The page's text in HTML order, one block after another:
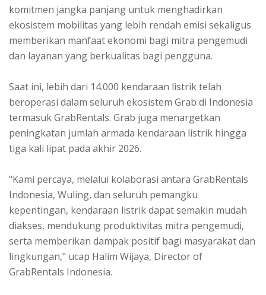
komitmen jangka panjang untuk menghadirkan
ekosistem mobilitas yang lebih rendah emisi sekaligus
memberikan manfaat ekonomi bagi mitra pengemudi
dan layanan yang berkualitas bagi pengguna.
Saat ini, lebih dari 14.000 kendaraan listrik telah
beroperasi dalam seluruh ekosistem Grab di Indonesia
termasuk GrabRentals. Grab juga menargetkan
peningkatan jumlah armada kendaraan listrik hingga
tiga kali lipat pada akhir 2026.
"Kami percaya, melalui kolaborasi antara GrabRentals
Indonesia, Wuling, dan seluruh pemangku
kepentingan, kendaraan listrik dapat semakin mudah
diakses, mendukung produktivitas mitra pengemudi,
serta memberikan dampak positif bagi masyarakat dan
lingkungan," ucap Halim Wijaya, Director of
GrabRentals Indonesia.